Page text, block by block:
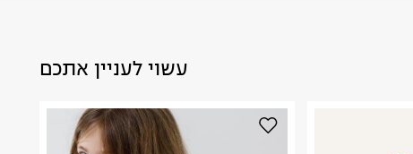
עשוי לעניין אתכם